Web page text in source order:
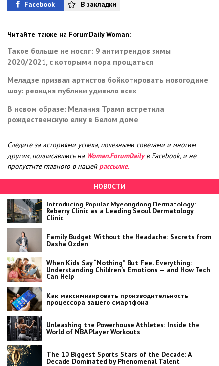
Facebook В закладки
Читайте также на ForumDaily Woman:
Такое больше не носят: 9 антитрендов зимы
2020/2021, с которыми пора прощаться
Меладзе призвал артистов бойкотировать новогодние
шоу: реакция публики удивила всех
В новом образе: Мелания Трамп встретила
рождественскую елку в Белом доме
Следите за историями успеха, полезными советами и многим
другим, подписавшись на Woman.ForumDailyв Facebook, и не
пропустите главного в нашей рассылке.
НОВОСТИ
Introducing Popular Myeongdong Dermatology:
Reberry Clinic as a Leading Seoul Dermatology
Clinic
Family Budget Without the Headache: Secrets from
Dasha Ozden
When Kids Say “Nothing” But Feel Everything:
Understanding Children’s Emotions — and How Tech
Can Help
Как максимизировать производительность
процессора вашего смартфона
Unleashing the Powerhouse Athletes: Inside the
World of NBA Player Workouts
The 10 Biggest Sports Stars of the Decade: A
Decade Dominated by Phenomenal Talent